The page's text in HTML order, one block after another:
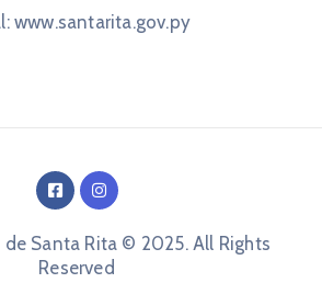
www.santarita.gov.py
Santa Rita © 2025. All Rights
Reserved